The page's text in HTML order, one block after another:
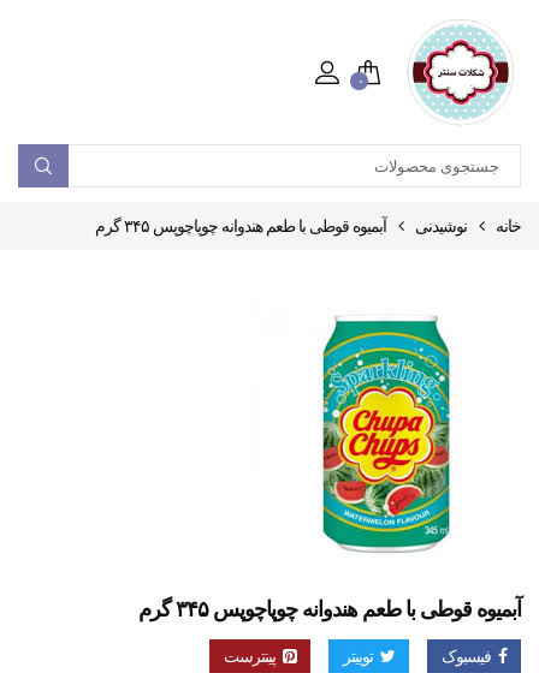
۰
خانه نوشیدنی آبمیوه قوطی با طعم هندوانه چوپاچوپس ۳۴۵ گرم
آبمیوه قوطی با طعم هندوانه چوپاچوپس ۳۴۵ گرم
فیسبوک توییتر پینترست